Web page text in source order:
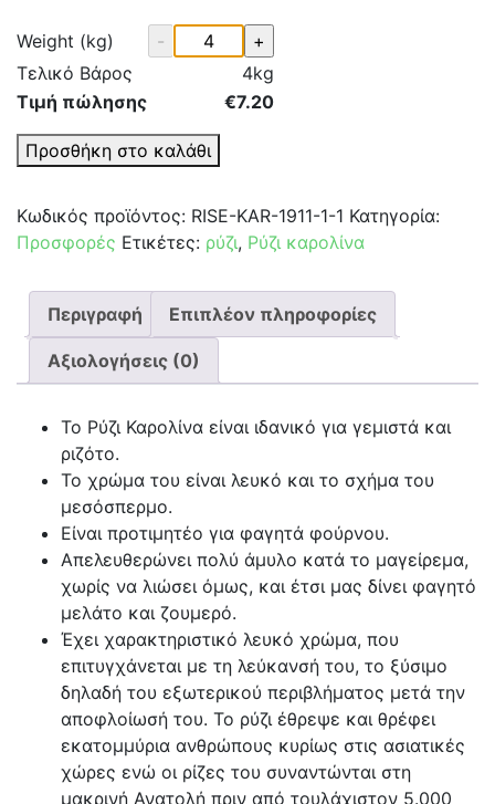
Weight (kg)
Τελικό Βάρος
4kg
Τιμή πώλησης
€7.20
Προσθήκη στο καλάθι
Κωδικός προϊόντος: RISE-KAR-1911-1-1 Κατηγορία:
Προσφορές Ετικέτες: ρύζι, Ρύζι καρολίνα
Περιγραφή Επιπλέον πληροφορίες
Αξιολογήσεις (0)
Το Ρύζι Καρολίνα είναι ιδανικό για γεμιστά και
ριζότο.
Το χρώμα του είναι λευκό και το σχήμα του
μεσόσπερμο.
Είναι προτιμητέο για φαγητά φούρνου.
Απελευθερώνει πολύ άμυλο κατά το μαγείρεμα,
χωρίς να λιώσει όμως, και έτσι μας δίνει φαγητό
μελάτο και ζουμερό.
Έχει χαρακτηριστικό λευκό χρώμα, που
επιτυγχάνεται με τη λεύκανσή του, το ξύσιμο
δηλαδή του εξωτερικού περιβλήματος μετά την
αποφλοίωσή του. Το ρύζι έθρεψε και θρέφει
εκατομμύρια ανθρώπους κυρίως στις ασιατικές
χώρες ενώ οι ρίζες του συναντώνται στη
μακρινή Ανατολή πριν από τουλάχιστον 5.000